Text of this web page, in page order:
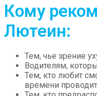
Кому
Лютеин:
Тем, чье зрение
Водителям,
Тем, кто любит
времени